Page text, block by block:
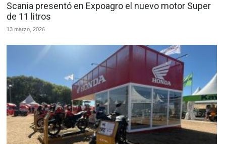
Scania presentó en Expoagro el nuevo motor Super
de 11 litros
13 marzo, 2026